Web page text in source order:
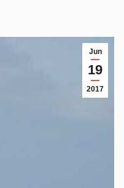
Jun
19
2017